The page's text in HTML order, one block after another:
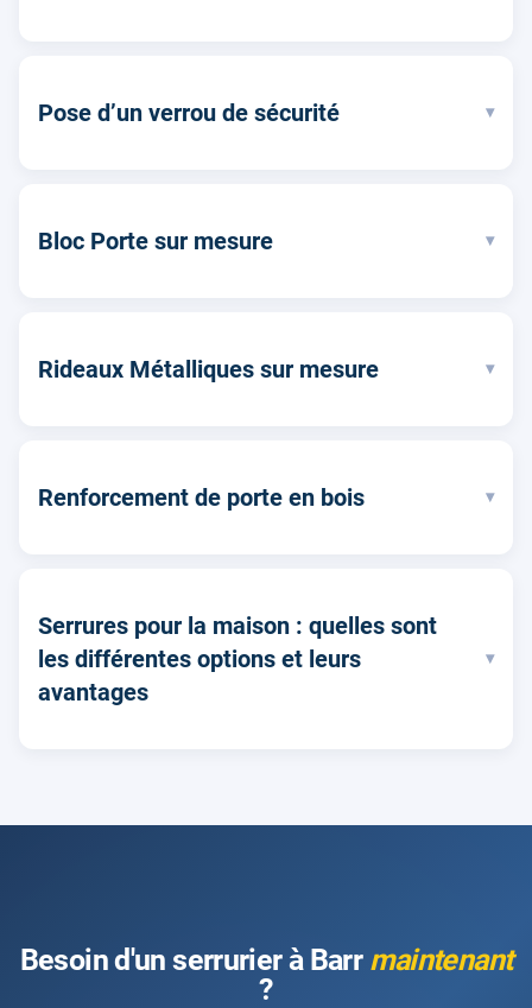
Pose d’un verrou de sécurité ▾
Bloc Porte sur mesure ▾
Rideaux Métalliques sur mesure ▾
Renforcement de porte en bois ▾
Serrures pour la maison : quelles sont
les différentes options et leurs
avantages
▾
Besoin d'un serrurier à Barr maintenant
?